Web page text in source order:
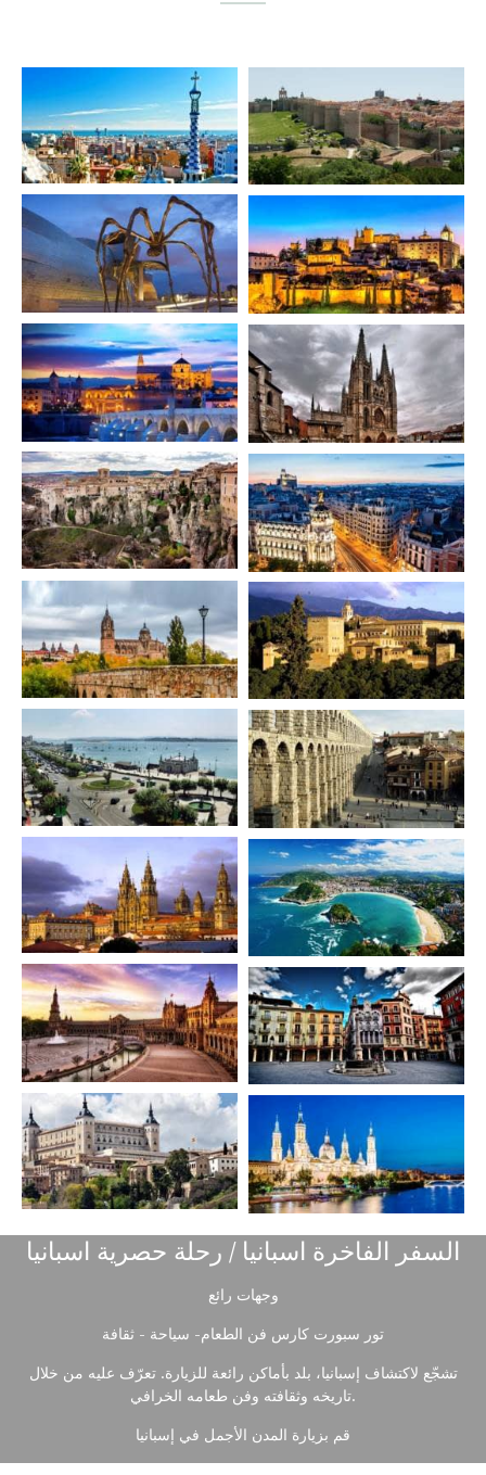
السفر الفاخرة اسبانيا / رحلة حصرية اسبانيا
وجهات رائع
تور سبورت كارس فن الطعام- سياحة - ثقافة
تشجّع لاكتشاف إسبانيا، بلد بأماكن رائعة للزيارة. تعرّف عليه من خلال
تاريخه وثقافته وفن طعامه الخرافي.
قم بزيارة المدن الأجمل في إسبانيا